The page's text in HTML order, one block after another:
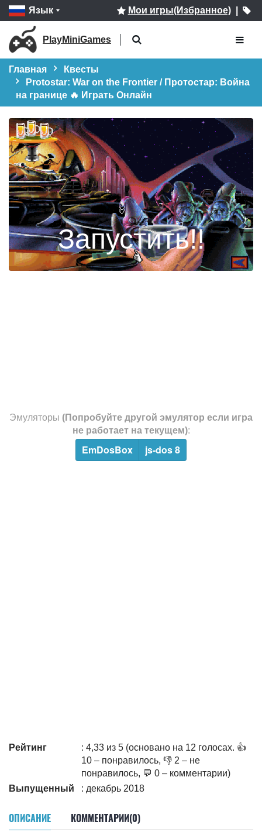
Язык Мои игры(Избранное)|
PlayMiniGames
Главная
Квесты
Protostar: War on the Frontier / Протостар: Война
на границе 🔥 Играть Онлайн
Запустить!!
Эмуляторы (Попробуйте другой эмулятор если игра
не работает на текущем):
EmDosBox js-dos 8
Рейтинг
: 4,33 из 5 (основано на 12 голосах. 👍
10 – понравилось, 👎 2 – не
понравилось, 💬 0 – комментарии)
Выпущенный
: декабрь 2018
ОПИСАНИЕ КОММЕНТАРИИ(0)